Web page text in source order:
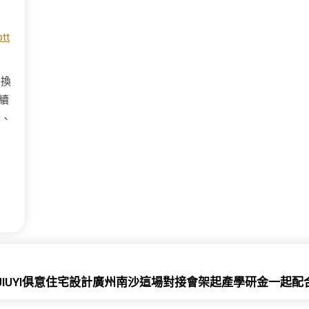
俱意住宅設計廣州南沙這場對接會架起產學研金一起配